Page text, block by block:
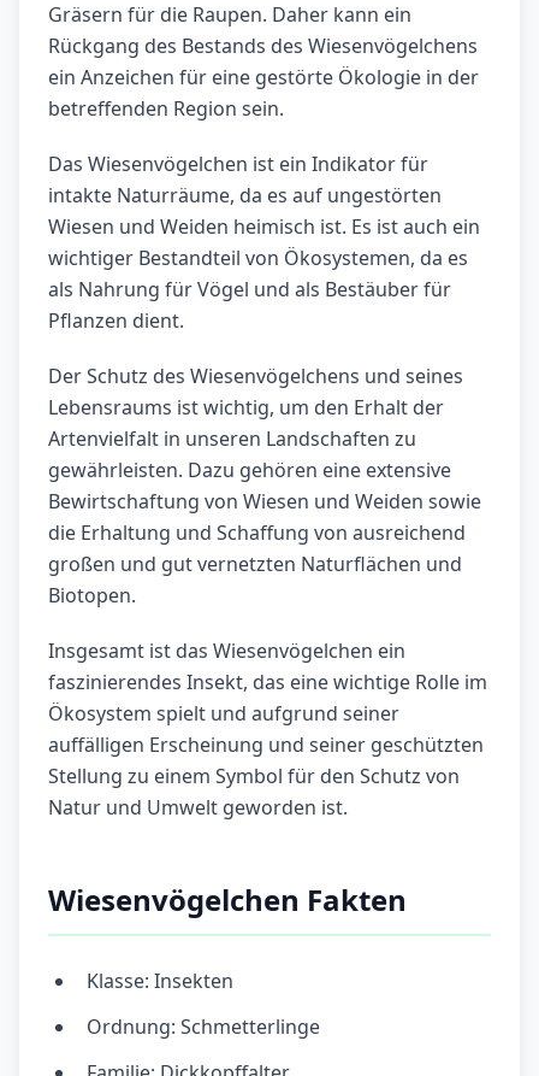
Gräsern für die Raupen. Daher kann ein
Rückgang des Bestands des Wiesenvögelchens
ein Anzeichen für eine gestörte Ökologie in der
betreffenden Region sein.
Das Wiesenvögelchen ist ein Indikator für
intakte Naturräume, da es auf ungestörten
Wiesen und Weiden heimisch ist. Es ist auch ein
wichtiger Bestandteil von Ökosystemen, da es
als Nahrung für Vögel und als Bestäuber für
Pflanzen dient.
Der Schutz des Wiesenvögelchens und seines
Lebensraums ist wichtig, um den Erhalt der
Artenvielfalt in unseren Landschaften zu
gewährleisten. Dazu gehören eine extensive
Bewirtschaftung von Wiesen und Weiden sowie
die Erhaltung und Schaffung von ausreichend
großen und gut vernetzten Naturflächen und
Biotopen.
Insgesamt ist das Wiesenvögelchen ein
faszinierendes Insekt, das eine wichtige Rolle im
Ökosystem spielt und aufgrund seiner
auffälligen Erscheinung und seiner geschützten
Stellung zu einem Symbol für den Schutz von
Natur und Umwelt geworden ist.
Wiesenvögelchen Fakten
Klasse: Insekten
Ordnung: Schmetterlinge